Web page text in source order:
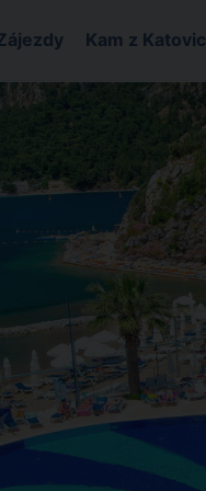
Kam z Katovic